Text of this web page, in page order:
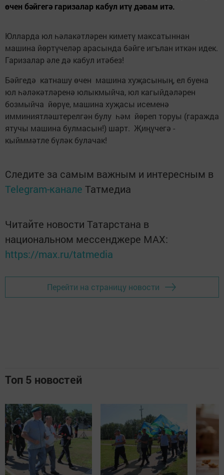
өчен бәйгегә гаризалар кабул итү дәвам итә.
Юлларда юл һәлакәтләрен киметү максатыннан
машина йөртүчеләр арасында бәйге игълан иткән идек.
Гаризалар әле дә кабул итәбез!
Бәйгедә катнашу өчен машина хуҗасының, ел буена
юл һәләкәтләренә юлыкмыйча, юл кагыйдәләрен
бозмыйча йөрүе, машина хуҗасы исеменә
имминиятләштерелгән булу һәм йөреп торуы (гаражда
ятучы машина булмасын!) шарт. Җиңүчегә -
кыйммәтле бүләк булачак!
Следите за самым важным и интересным в
Telegram-канале Татмедиа
Читайте новости Татарстана в
национальном мессенджере MАХ:
https://max.ru/tatmedia
Перейти на страницу новости
Топ 5 новостей